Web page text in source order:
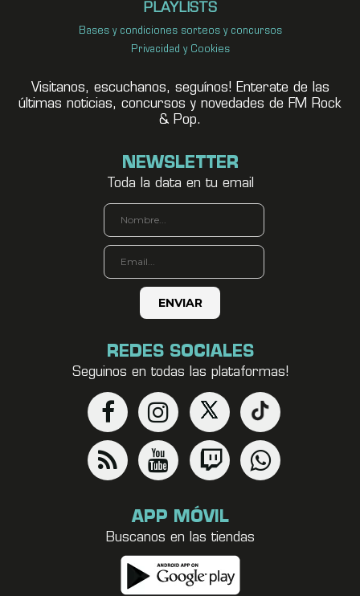
PLAYLISTS
Bases y condiciones sorteos y concursos
Privacidad y Cookies
Visitanos, escuchanos, seguínos! Enterate de las
últimas noticias, concursos y novedades de FM Rock
& Pop.
NEWSLETTER
Toda la data en tu email
REDES SOCIALES
Seguinos en todas las plataformas!
APP MÓVIL
Buscanos en las tiendas